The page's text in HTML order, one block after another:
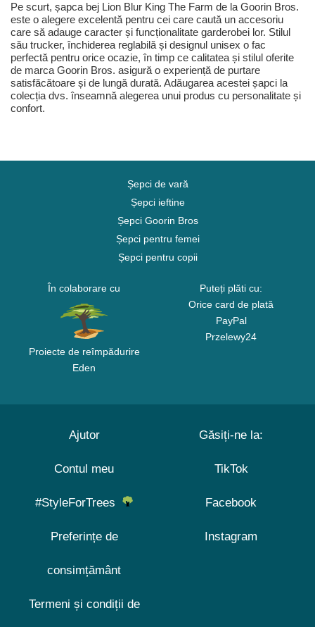
Pe scurt, șapca bej Lion Blur King The Farm de la Goorin Bros.
este o alegere excelentă pentru cei care caută un accesoriu
care să adauge caracter și funcționalitate garderobei lor. Stilul
său trucker, închiderea reglabilă și designul unisex o fac
perfectă pentru orice ocazie, în timp ce calitatea și stilul oferite
de marca Goorin Bros. asigură o experiență de purtare
satisfăcătoare și de lungă durată. Adăugarea acestei șapci la
colecția dvs. înseamnă alegerea unui produs cu personalitate și
confort.
Șepci de vară
Șepci ieftine
Șepci Goorin Bros
Șepci pentru femei
Șepci pentru copii
În colaborare cu
Proiecte de reîmpădurire
Eden
Puteți plăti cu:
Orice card de plată
PayPal
Przelewy24
Ajutor
Contul meu
#StyleForTrees
Preferințe de
consimțământ
Termeni și condiții de
Găsiți-ne la:
TikTok
Facebook
Instagram